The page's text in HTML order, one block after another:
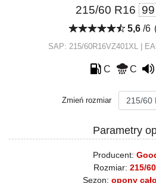
215/60 R16 99
5,6/6
SAP: 215/60R16VZ401XL |
C C
Zmień rozmiar
Parametry
Producent:
Rozmiar: 215/
Sezon: opony